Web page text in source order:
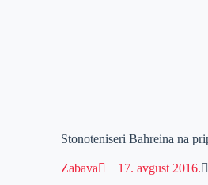
Stonoteniseri Bahreina na
Zabava 17. avgust 2016.